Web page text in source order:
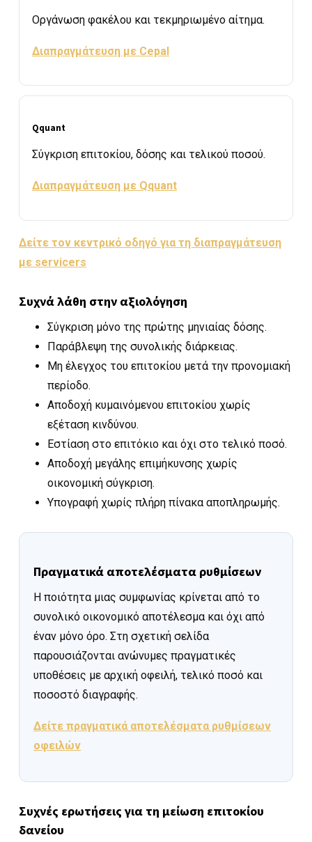
Οργάνωση φακέλου και τεκμηριωμένο αίτημα.
Διαπραγμάτευση με Cepal
Qquant
Σύγκριση επιτοκίου, δόσης και τελικού ποσού.
Διαπραγμάτευση με Qquant
Δείτε τον κεντρικό οδηγό για τη διαπραγμάτευση
με servicers
Συχνά λάθη στην αξιολόγηση
Σύγκριση μόνο της πρώτης μηνιαίας δόσης.
Παράβλεψη της συνολικής διάρκειας.
Μη έλεγχος του επιτοκίου μετά την προνομιακή
περίοδο.
Αποδοχή κυμαινόμενου επιτοκίου χωρίς
εξέταση κινδύνου.
Εστίαση στο επιτόκιο και όχι στο τελικό ποσό.
Αποδοχή μεγάλης επιμήκυνσης χωρίς
οικονομική σύγκριση.
Υπογραφή χωρίς πλήρη πίνακα αποπληρωμής.
Πραγματικά αποτελέσματα ρυθμίσεων
Η ποιότητα μιας συμφωνίας κρίνεται από το
συνολικό οικονομικό αποτέλεσμα και όχι από
έναν μόνο όρο. Στη σχετική σελίδα
παρουσιάζονται ανώνυμες πραγματικές
υποθέσεις με αρχική οφειλή, τελικό ποσό και
ποσοστό διαγραφής.
Δείτε πραγματικά αποτελέσματα ρυθμίσεων
οφειλών
Συχνές ερωτήσεις για τη μείωση επιτοκίου
δανείου